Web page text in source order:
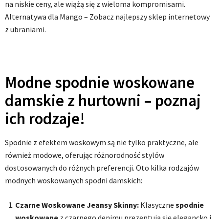
na niskie ceny, ale wiążą się z wieloma kompromisami.
Alternatywa dla Mango – Zobacz najlepszy sklep internetowy
z ubraniami.
Modne spodnie woskowane
damskie z hurtowni – poznaj
ich rodzaje!
Spodnie z efektem woskowym są nie tylko praktyczne, ale
również modowe, oferując różnorodność stylów
dostosowanych do różnych preferencji. Oto kilka rodzajów
modnych woskowanych spodni damskich:
Czarne Woskowane Jeansy Skinny: Klasyczne spodnie